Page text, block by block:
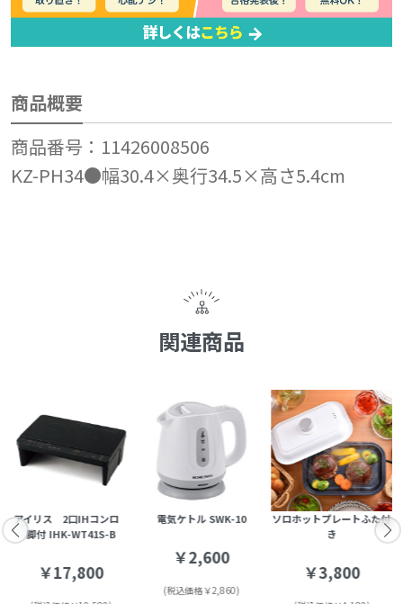
商品概要
商品番号：11426008506
KZ-PH34●幅30.4×奥行34.5×高さ5.4cm
関連商品
アイリス 2口IHコンロ
脚付 IHK-WT41S-B
￥17,800
電気ケトル SWK-10
￥2,600
(税込価格￥2,860)
ソロホットプレートふた付
き
￥3,800